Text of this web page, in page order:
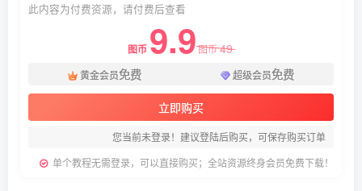
此内容为付费资源，请付费后查看
图币 9.9图币49
黄金会员免费 超级会员免费
立即购买
您当前未登录！建议登陆后购买，可保存购买订单
单个教程无需登录，可以直接购买；全站资源终身会员免费下载！